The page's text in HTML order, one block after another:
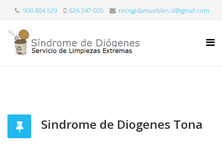
900 804 529 626 247 005 recogidamuebles.sl@gmail.com
Sindrome de Diogenes Tona